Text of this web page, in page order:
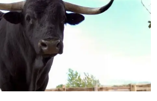
La rosa de los vientos
Gente viajera
Como el perro y el
Caso
Retornados
Equipo de
Operación Viuda
Extremadura
Galicia
La Rioja
Navarra
País Vasco
Virales
Televisión
Elecciones